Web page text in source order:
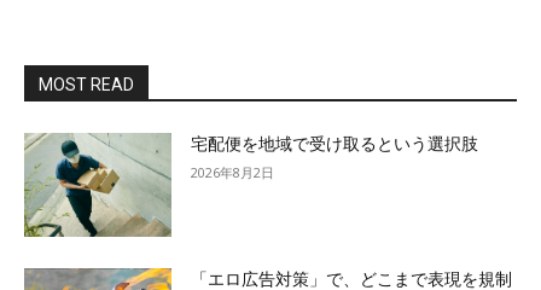
MOST READ
宅配便を地域で受け取るという選択肢
2026年8月2日
「エロ広告対策」で、どこまで表現を規制